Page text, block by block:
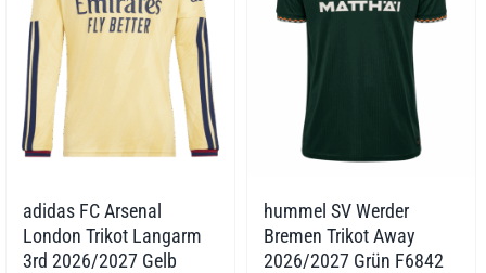
adidas FC Arsenal
London Trikot Langarm
3rd 2026/2027 Gelb
hummel SV Werder
Bremen Trikot Away
2026/2027 Grün F6842